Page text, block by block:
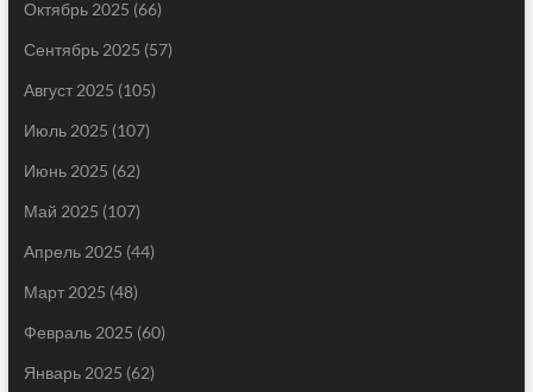
Октябрь 2025 (66)
Сентябрь 2025 (57)
Август 2025 (105)
Июль 2025 (107)
Июнь 2025 (62)
Май 2025 (107)
Апрель 2025 (44)
Март 2025 (48)
Февраль 2025 (60)
Январь 2025 (62)